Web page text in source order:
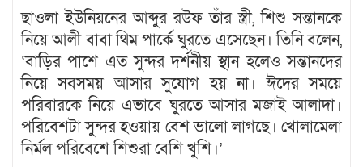
ছাওলা ইউনিয়নের আব্দুর রউফ তাঁর স্ত্রী, শিশু সন্তানকে
নিয়ে আলী বাবা থিম পার্কে ঘুরতে এসেছেন। তিনি বলেন,
‘বাড়ির পাশে এত সুন্দর দর্শনীয় স্থান হলেও সন্তানদের
নিয়ে সবসময় আসার সুযোগ হয় না। ঈদের সময়ে
পরিবারকে নিয়ে এভাবে ঘুরতে আসার মজাই আলাদা।
পরিবেশটা সুন্দর হওয়ায় বেশ ভালো লাগছে। খোলামেলা
নির্মল পরিবেশে শিশুরা বেশি খুশি।’